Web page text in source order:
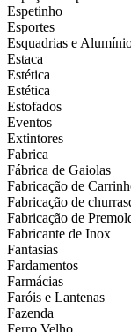
Espetinho
Esportes
Esquadrias e
Estaca
Estética
Estética
Estofados
Eventos
Extintores
Fabrica
Fábrica de Gaiolas
Fabricação de
Fabricação de
Fabricação de
Fabricante de Inox
Fantasias
Fardamentos
Farmácias
Faróis e Lantenas
Fazenda